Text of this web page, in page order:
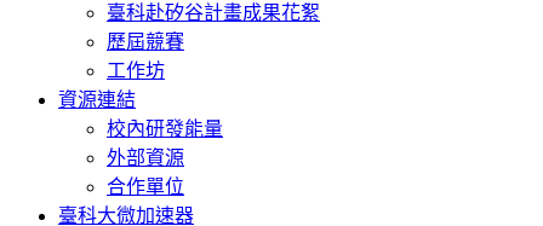
臺科赴矽谷計畫成果花絮
歷屆競賽
工作坊
資源連結
校內研發能量
外部資源
合作單位
臺科大微加速器